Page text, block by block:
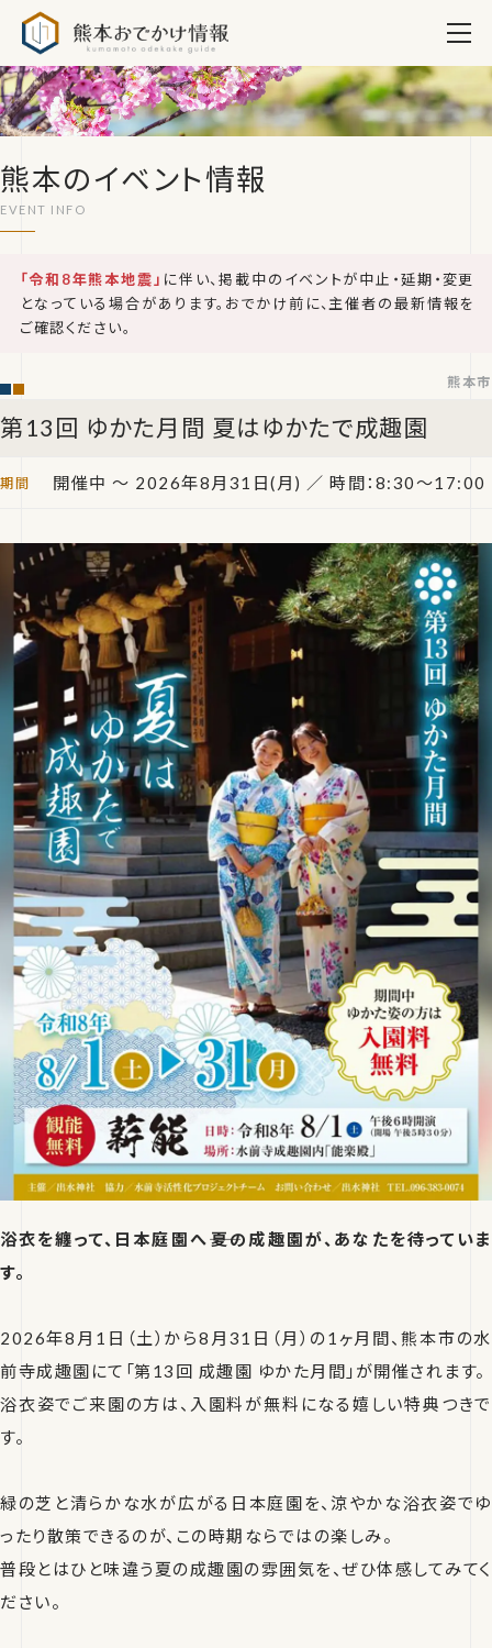
熊本のイベント情報
「令和8年熊本地震」 に伴い、掲載中のイベントが中止・延期・変更
となっている場合があります。おでかけ前に、主催者の最新情報を
ご確認ください。
第13回 ゆかた月間 夏はゆかたで成趣園
熊本市
開催中 ～ 2026年8月31日(月) ／ 時間：8:30～17:00
浴衣を纏って、日本庭園へ――夏の成趣園が、あなたを待っていま
す。
2026年8月1日（土）から8月31日（月）の1ヶ月間、熊本市の水
前寺成趣園にて「第13回 成趣園 ゆかた月間」が開催されます。
浴衣姿でご来園の方は、入園料が無料になる嬉しい特典つきで
す。
緑の芝と清らかな水が広がる日本庭園を、涼やかな浴衣姿でゆ
ったり散策できるのが、この時期ならではの楽しみ。
普段とはひと味違う夏の成趣園の雰囲気を、ぜひ体感してみてく
ださい。